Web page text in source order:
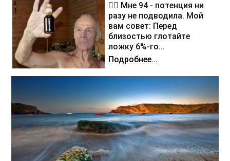
❤️‍🔥 Мне 94 - потенция ни
разу не подводила. Мой
вам совет: Перед
близостью глотайте
ложку 6%-го...
Подробнее...